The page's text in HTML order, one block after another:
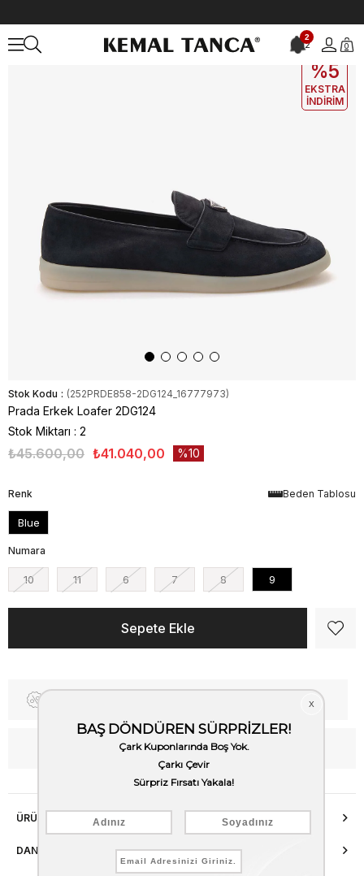
2
2 0
EKLE5
%5
EKSTRA
İNDİRİM
Stok Kodu (252PRDE858-2DG124_16777973)
Prada Erkek Loafer 2DG124
Stok Miktarı : 2
₺45.600,00 ₺41.040,00 10
Beden Tablosu
Renk
Blue
Numara
10 11 6 7 8 9
WhatsApp’tan Bilgi Al
ÜRÜN ÖZELLIKLERI
DANIŞMA HATTI